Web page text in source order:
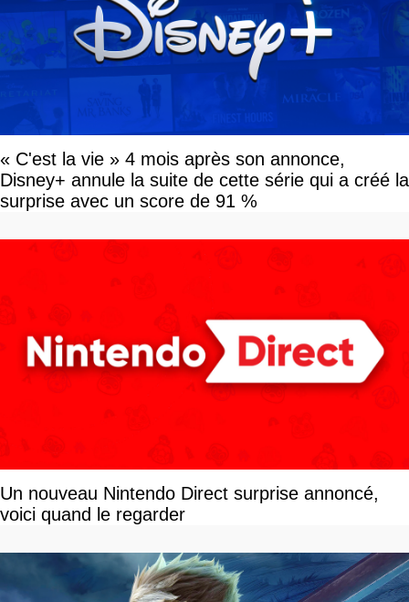
« C'est la vie » 4 mois après son annonce,
Disney+ annule la suite de cette série qui a créé la
surprise avec un score de 91 %
Un nouveau Nintendo Direct surprise annoncé,
voici quand le regarder